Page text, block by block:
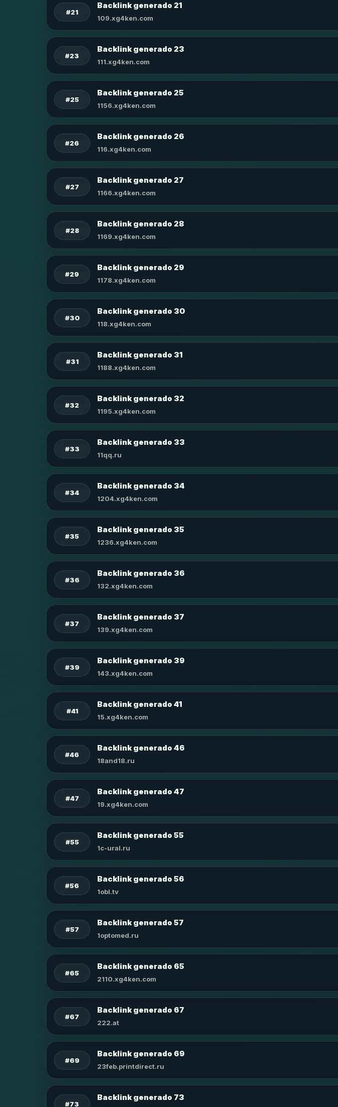
#21
Backlink generado 21
109.xg4ken.com
#23
Backlink generado 23
111.xg4ken.com
#25
Backlink generado 25
1156.xg4ken.com
#26
Backlink generado 26
116.xg4ken.com
#27
Backlink generado 27
1166.xg4ken.com
#28
Backlink generado 28
1169.xg4ken.com
#29
Backlink generado 29
1178.xg4ken.com
#30
Backlink generado 30
118.xg4ken.com
#31
Backlink generado 31
1188.xg4ken.com
#32
Backlink generado 32
1195.xg4ken.com
#33
Backlink generado 33
11qq.ru
#34
Backlink generado 34
1204.xg4ken.com
#35
Backlink generado 35
1236.xg4ken.com
#36
Backlink generado 36
132.xg4ken.com
#37
Backlink generado 37
139.xg4ken.com
#39
Backlink generado 39
143.xg4ken.com
#41
Backlink generado 41
15.xg4ken.com
#46
Backlink generado 46
18and18.ru
#47
Backlink generado 47
19.xg4ken.com
#55
Backlink generado 55
1c-ural.ru
#56
Backlink generado 56
1obl.tv
#57
Backlink generado 57
1optomed.ru
#65
Backlink generado 65
2110.xg4ken.com
#67
Backlink generado 67
222.at
#69
Backlink generado 69
23feb.printdirect.ru
#73
Backlink generado 73